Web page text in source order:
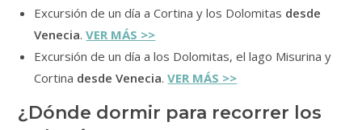
Excursión de un día a Cortina y los Dolomitas desde
Venecia.VER MÁS >>
Excursión de un día a los Dolomitas, el lago Misurina y
Cortina desde Venecia.VER MÁS >>
¿Dónde dormir para recorrer los